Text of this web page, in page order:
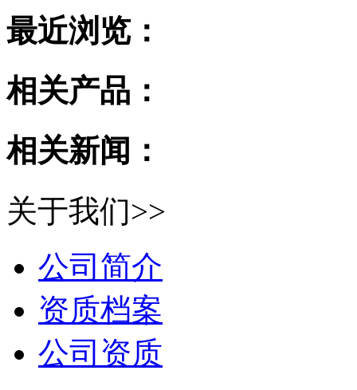
最近浏览：
相关产品：
相关新闻：
关于我们>>
公司简介
资质档案
公司资质